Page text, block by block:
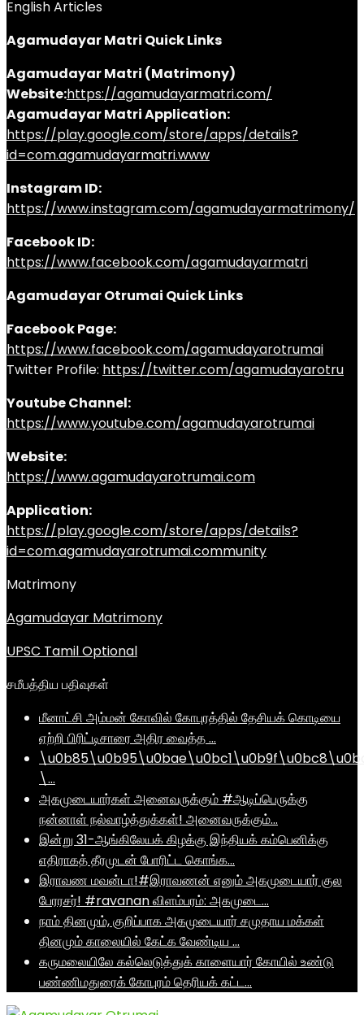
English Articles
Agamudayar Matri Quick Links
Agamudayar Matri (Matrimony)
Website:https://agamudayarmatri.com/
Agamudayar Matri Application:
https://play.google.com/store/apps/details?
id=com.agamudayarmatri.www
Instagram ID:
https://www.instagram.com/agamudayarmatrimony/
Facebook ID:
https://www.facebook.com/agamudayarmatri
Agamudayar Otrumai Quick Links
Facebook Page:
https://www.facebook.com/agamudayarotrumai
Twitter Profile: https://twitter.com/agamudayarotru
Youtube Channel:
https://www.youtube.com/agamudayarotrumai
Website:
https://www.agamudayarotrumai.com
Application:
https://play.google.com/store/apps/details?
id=com.agamudayarotrumai.community
Matrimony
Agamudayar Matrimony
UPSC Tamil Optional
சமீபத்திய பதிவுகள்
மீனாட்சி அம்மன் கோவில் கோபுரத்தில் தேசியக் கொடியை
ஏற்றி பிரிட்டிசாரை அதிர வைத்த …
\…
அகமுடையார்கள் அனைவருக்கும் #ஆடிப்பெருக்கு
நன்னாள் நல்வாழ்த்துக்கள்! அனைவருக்கும்…
இன்று 31-ஆங்கிலேயக் கிழக்கு இந்தியக் கம்பெனிக்கு
எதிராகத் தீரமுடன் போரிட்ட கொங்க…
இராவண மவன்டா!#இராவணன் எனும் அகமுடையார் குல
பேரரசர்! #ravanan விளம்பரம்: அகமுடை…
நாம் தினமும், குறிப்பாக அகமுடையார் சமுதாய மக்கள்
தினமும் காலையில் கேட்க வேண்டிய …
கருமலையிலே கல்லெடுத்துக் காளையார் கோயில் உண்டு
பண்ணிமதுரைக் கோபுரம் தெரியக் கட்ட…